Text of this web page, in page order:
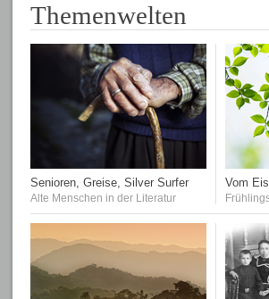
Themenwelten
Senioren, Greise, Silver Surfer
Alte Menschen in der Literatur
Vom